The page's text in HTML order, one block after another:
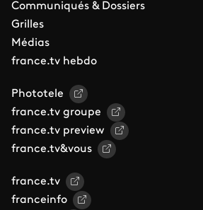
Communiqués & Dossiers
Grilles
Médias
france.tv hebdo
Phototele
france.tv groupe
france.tv preview
france.tv&vous
france.tv
franceinfo